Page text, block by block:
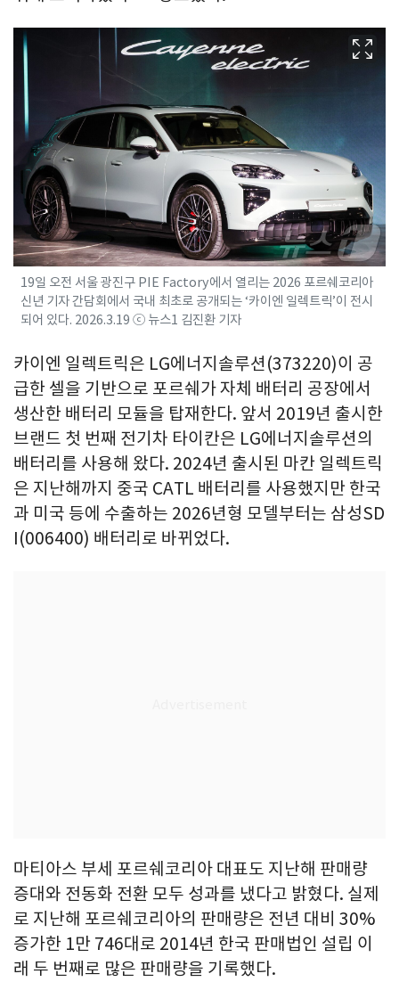
19일 오전 서울 광진구 PIE Factory에서 열리는 2026 포르쉐코리아
신년 기자 간담회에서 국내 최초로 공개되는 ‘카이엔 일렉트릭’이 전시
되어 있다. 2026.3.19 ⓒ 뉴스1 김진환 기자
카이엔 일렉트릭은 LG에너지솔루션(373220)이 공
급한 셀을 기반으로 포르쉐가 자체 배터리 공장에서
생산한 배터리 모듈을 탑재한다. 앞서 2019년 출시한
브랜드 첫 번째 전기차 타이칸은 LG에너지솔루션의
배터리를 사용해 왔다. 2024년 출시된 마칸 일렉트릭
은 지난해까지 중국 CATL 배터리를 사용했지만 한국
과 미국 등에 수출하는 2026년형 모델부터는 삼성SD
I(006400) 배터리로 바뀌었다.
마티아스 부세 포르쉐코리아 대표도 지난해 판매량
증대와 전동화 전환 모두 성과를 냈다고 밝혔다. 실제
로 지난해 포르쉐코리아의 판매량은 전년 대비 30%
증가한 1만 746대로 2014년 한국 판매법인 설립 이
래 두 번째로 많은 판매량을 기록했다.